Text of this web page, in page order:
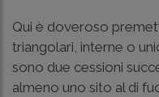
Qui è doveroso
triangolari, interne o
sono due cessioni
almeno uno sito al di